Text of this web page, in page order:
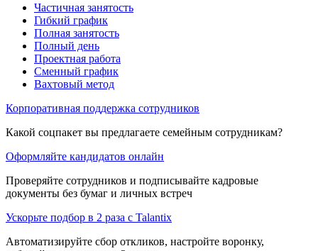
Частичная занятость
Гибкий график
Полная занятость
Полный день
Проектная работа
Сменный график
Вахтовый метод
Корпоративная поддержка сотрудников
Какой соцпакет вы предлагаете семейным сотрудникам?
Оформляйте кандидатов онлайн
Проверяйте сотрудников и подписывайте кадровые
документы без бумаг и личных встреч
Ускорьте подбор в 2 раза с Talantix
Автоматизируйте сбор откликов, настройте воронку,